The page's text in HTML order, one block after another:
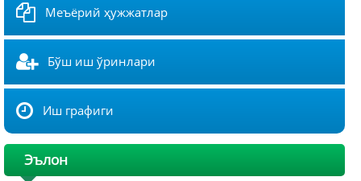
Меъёрий ҳужжатлар
Бўш иш ўринлари
Иш графиги
Эълон